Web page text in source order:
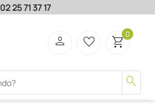
02 25 71 37 17
search
person favorite_border shopping_cart0